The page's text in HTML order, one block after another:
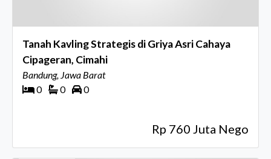
Tanah Kavling Strategis di Griya Asri Cahaya
Cipageran, Cimahi
Bandung, Jawa Barat
0
0 0
Rp 760 Juta Nego